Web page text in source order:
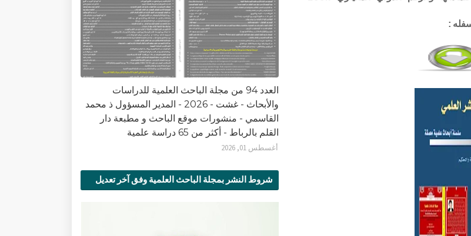
العدد 94 من مجلة الباحث العلمية للدراسات
والأبحاث - غشت - 2026 - المدير المسؤول ذ محمد
القاسمي - منشورات موقع الباحث و مطبعة دار
القلم بالرباط - أكثر من 65 دراسة علمية
أغسطس 01, 2026
شروط النشر بمجلة الباحث العلمية وفق آخر تعديل